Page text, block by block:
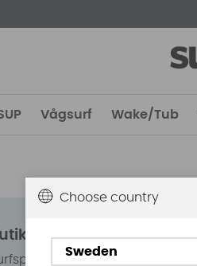
Vågsurf Wake/Tub
i Stockholm
Sweden AB
Choose country
Sweden